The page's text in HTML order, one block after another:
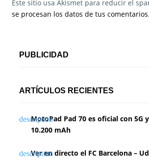
Este sitio usa Akismet para reducir el
se procesan los datos de tus comentarios.
PUBLICIDAD
ARTÍCULOS RECIENTES
MotoPad Pad 70 es oficial con 5G
10.200 mAh
Ver en directo el FC Barcelona –